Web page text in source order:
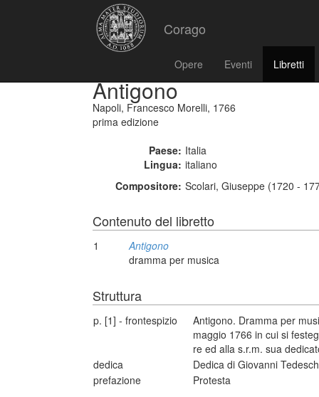
Corago
Opere Eventi Libretti
Antigono
Napoli, Francesco Morelli, 1766
prima edizione
Paese: Italia
Lingua: italiano
Compositore: Scolari, Giuseppe (1720 -
Contenuto del libretto
1
Antigono
dramma per musica
Struttura
p. [1] - frontespizio
Antigono. Dramma per
maggio 1766 in cui si
re ed alla s.r.m. sua
dedica
Dedica di Giovanni
prefazione
Protesta